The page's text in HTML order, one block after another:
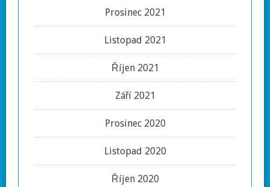
Prosinec 2021
Listopad 2021
Říjen 2021
Září 2021
Prosinec 2020
Listopad 2020
Říjen 2020